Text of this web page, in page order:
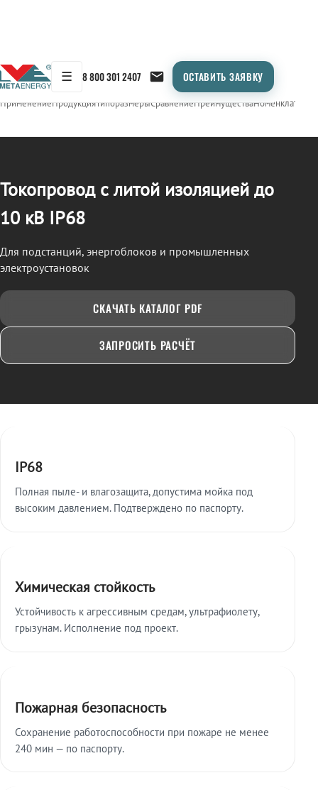
☰ 8 800 301 2407 ОСТАВИТЬ ЗАЯВКУ
← Продукция/ТОКОПРОВОД
ПрименениеПродукцияТипоразмерыСравнениеПреимуществаНоменклатура
Токопровод с литой изоляцией до
10 кВ IP68
Для подстанций, энергоблоков и промышленных
электроустановок
СКАЧАТЬ КАТАЛОГ PDF
ЗАПРОСИТЬ РАСЧЁТ
IP68
Полная пыле- и влагозащита, допустима мойка под
высоким давлением. Подтверждено по паспорту.
Химическая стойкость
Устойчивость к агрессивным средам, ультрафиолету,
грызунам. Исполнение под проект.
Пожарная безопасность
Сохранение работоспособности при пожаре не менее
240 мин — по паспорту.